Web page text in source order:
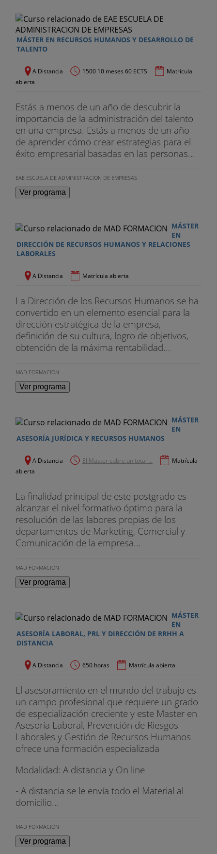
MÁSTER EN RECURSOS HUMANOS Y DESARROLLO DE
TALENTO
A Distancia 1500 10 meses 60 ECTS
Matrícula
abierta
Estás a menos de un año de descubrir la
importancia de la administración del talento
en una empresa. Estás a menos de un año
de aprender cómo crear estrategias para el
éxito empresarial basadas en las personas...
EAE ESCUELA DE ADMINISTRACION DE EMPRESAS
Ver programa
MÁSTER
EN
DIRECCIÓN DE RECURSOS HUMANOS Y RELACIONES
LABORALES
A Distancia Matrícula abierta
La Dirección de los Recursos Humanos se ha
convertido en un elemento esencial para la
dirección estratégica de la empresa,
definición de su cultura, logro de objetivos,
obtención de la máxima rentabilidad...
MAD FORMACION
Ver programa
MÁSTER
EN
ASESORÍA JURÍDICA Y RECURSOS HUMANOS
A Distancia El Master cubre un total ...
Matrícula
abierta
La finalidad principal de este postgrado es
alcanzar el nivel formativo óptimo para la
resolución de las labores propias de los
departamentos de Marketing, Comercial y
Comunicación de la empresa...
MAD FORMACION
Ver programa
MÁSTER
EN
ASESORÍA LABORAL, PRL Y DIRECCIÓN DE RRHH A
DISTANCIA
A Distancia 650 horas Matrícula abierta
El asesoramiento en el mundo del trabajo es
un campo profesional que requiere un grado
de especialización creciente y este Master en
Asesoría Laboral, Prevención de Riesgos
Laborales y Gestión de Recursos Humanos
ofrece una formación especializada
Modalidad: A distancia y On line
- A distancia se le envía todo el Material al
domicilio...
MAD FORMACION
Ver programa